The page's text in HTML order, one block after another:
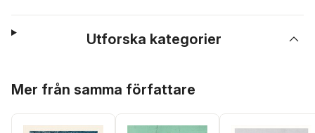
Utforska kategorier
Mer från samma författare